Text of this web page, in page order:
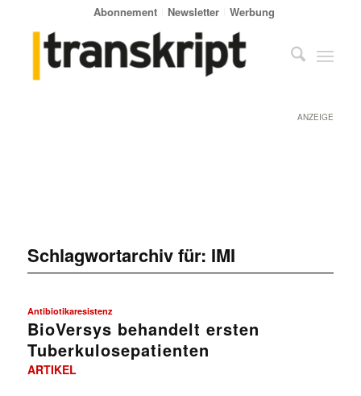
Abonnement Newsletter Werbung
ANZEIGE
Schlagwortarchiv für: IMI
Antibiotikaresistenz
BioVersys behandelt ersten
Tuberkulosepatienten
ARTIKEL